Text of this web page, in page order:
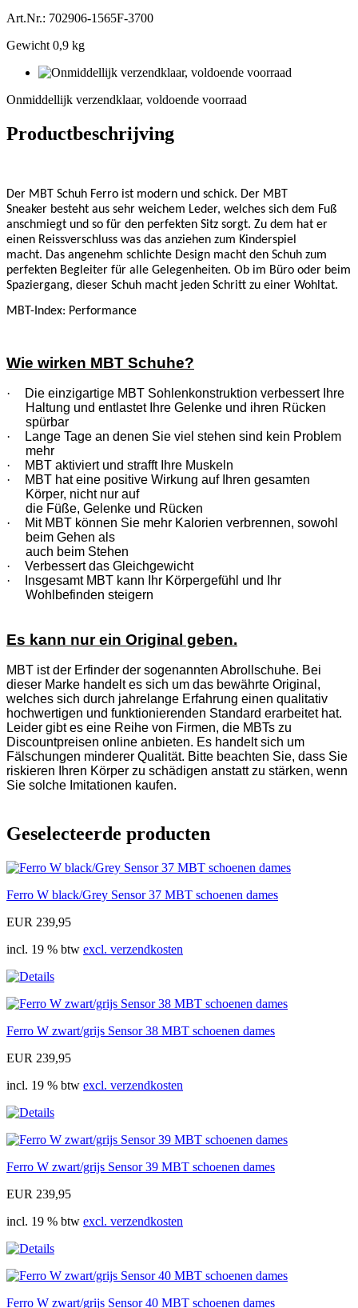
Art.Nr.: 702906-1565F-3700
Gewicht 0,9 kg
Onmiddellijk verzendklaar, voldoende voorraad
Productbeschrijving
Der MBT Schuh Ferro ist modern und schick. Der MBT
Sneaker besteht aus sehr weichem Leder, welches sich dem Fuß
anschmiegt und so für den perfekten Sitz sorgt. Zu dem hat er
einen Reissverschluss was das anziehen zum Kinderspiel
macht. Das angenehm schlichte Design macht den Schuh zum
perfekten Begleiter für alle Gelegenheiten. Ob im Büro oder beim
Spaziergang, dieser Schuh macht jeden Schritt zu einer Wohltat.
MBT-Index: Performance
Wie wirken MBT Schuhe?
·
Die einzigartige MBT Sohlenkonstruktion verbessert Ihre
Haltung und entlastet Ihre Gelenke und ihren Rücken
spürbar
·
Lange Tage an denen Sie viel stehen sind kein Problem
mehr
·
MBT aktiviert und strafft Ihre Muskeln
·
MBT hat eine positive Wirkung auf Ihren gesamten
Körper, nicht nur auf
die Füße, Gelenke und Rücken
·
Mit MBT können Sie mehr Kalorien verbrennen, sowohl
beim Gehen als
auch beim Stehen
·
Verbessert das Gleichgewicht
·
Insgesamt MBT kann Ihr Körpergefühl und Ihr
Wohlbefinden steigern
Es kann nur ein Original geben.
MBT ist der Erfinder der sogenannten Abrollschuhe. Bei
dieser Marke handelt es sich um das bewährte Original,
welches sich durch jahrelange Erfahrung einen qualitativ
hochwertigen und funktionierenden Standard erarbeitet hat.
Leider gibt es eine Reihe von Firmen, die MBTs zu
Discountpreisen online anbieten. Es handelt sich um
Fälschungen minderer Qualität. Bitte beachten Sie, dass Sie
riskieren Ihren Körper zu schädigen anstatt zu stärken, wenn
Sie solche Imitationen kaufen.
Geselecteerde producten
Ferro W black/Grey Sensor 37 MBT schoenen dames
EUR 239,95
incl. 19 % btw excl. verzendkosten
Ferro W zwart/grijs Sensor 38 MBT schoenen dames
EUR 239,95
incl. 19 % btw excl. verzendkosten
Ferro W zwart/grijs Sensor 39 MBT schoenen dames
EUR 239,95
incl. 19 % btw excl. verzendkosten
Ferro W zwart/grijs Sensor 40 MBT schoenen dames